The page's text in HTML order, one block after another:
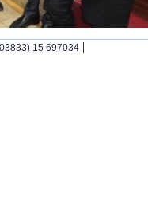
15 697034 |